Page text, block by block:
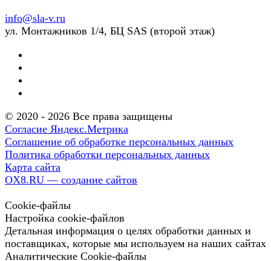
info@sla-v.ru
ул. Монтажников 1/4, БЦ SAS (второй этаж)
© 2020 - 2026 Все права защищены
Согласие Яндекс.Метрика
Соглашение об обработке персональных данных
Политика обработки персональных данных
Карта сайта
OX8.RU — создание сайтов
Cookie-файлы
Настройка cookie-файлов
Детальная информация о целях обработки данных и
поставщиках, которые мы используем на наших сайтах
Аналитические Cookie-файлы